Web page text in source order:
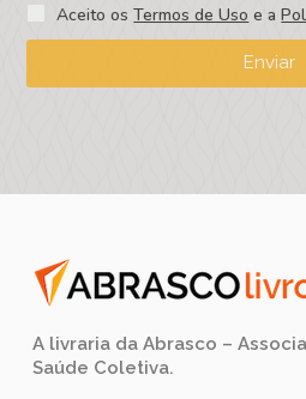
Aceito osTermos de Uso e a
Enviar
A livraria da Abrasco –
Saúde Coletiva.